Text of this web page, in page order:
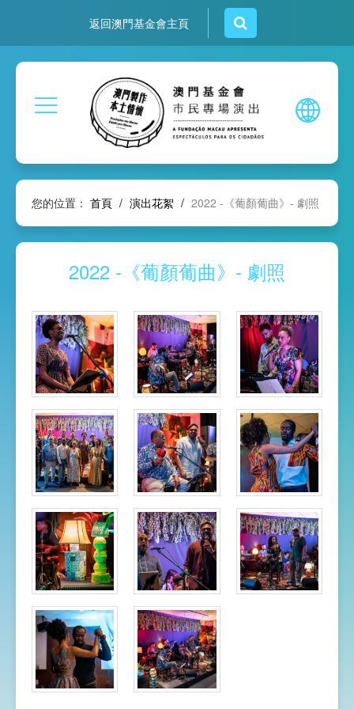
返回澳門基金會主頁
您的位置： 首頁 / 演出花絮 / 2022 -《葡顏葡曲》- 劇照
2022 -《葡顏葡曲》- 劇照